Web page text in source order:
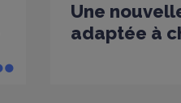
Une
adaptée à